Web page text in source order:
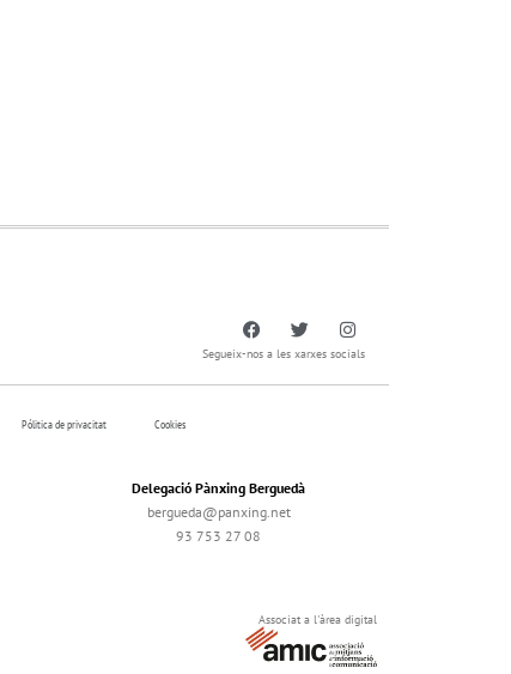
Segueix-nos a les xarxes socials
Pólitica de privacitat Cookies
Delegació Pànxing Berguedà
bergueda@panxing.net
93 753 27 08
Associat a l'àrea digital